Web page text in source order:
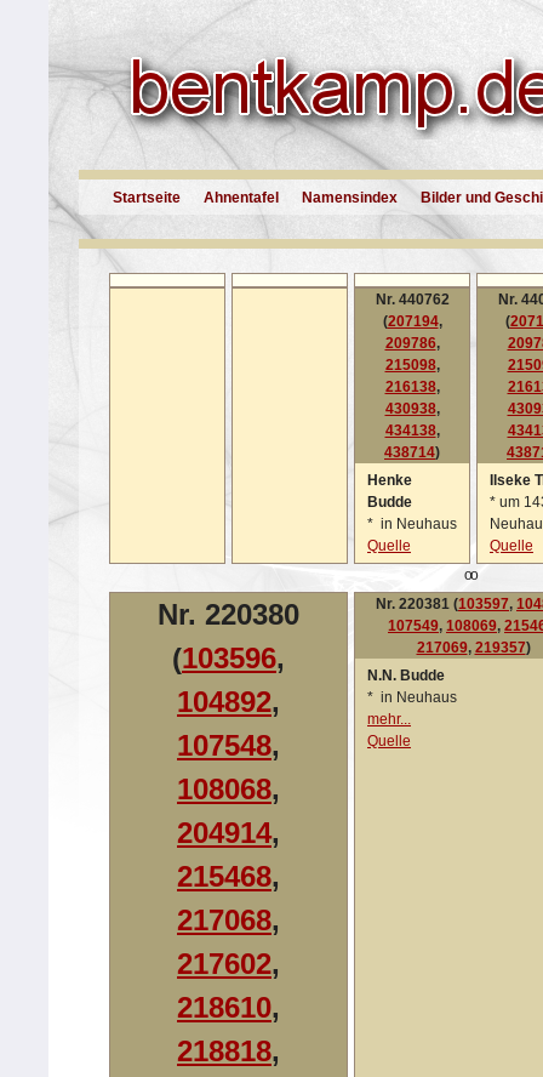
Startseite Ahnentafel Namensindex Bilder und
Nr. 440762
(207194,
209786,
215098,
216138,
430938,
434138,
438714)
Henke
Budde
* in Neuhaus
Quelle
Nr.
(
Ilseke
* um
Quelle
oo
Nr. 220380
(103596,
104892,
107548,
108068,
204914,
215468,
217068,
217602,
218610,
218818,
Nr. 220381 (103597,
107549, 108069,
217069, 219357)
N.N. Budde
* in Neuhaus
mehr...
Quelle